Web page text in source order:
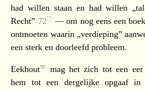
had willen staan en had willen
Recht” 72 — om nog eens een
ontmoeten waarin „verdieping”
een sterk en doorleefd probleem.
Eekhout
mag het zich tot een
hem tot een dergelijke opgaaf in